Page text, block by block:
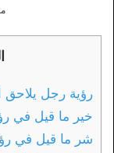
رؤية رجل يلاحق
خير ما قيل في
شر ما قيل في